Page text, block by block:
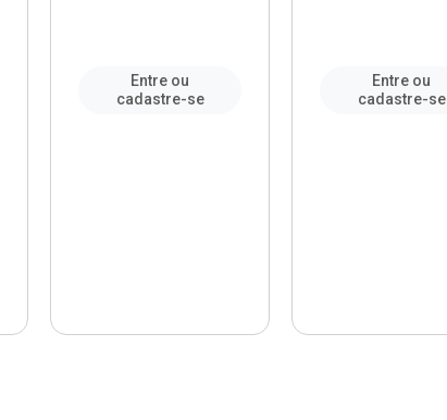
Entre ou
cadastre-se
Entre ou
cadastre-se